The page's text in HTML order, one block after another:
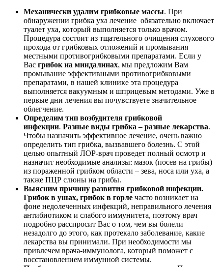
Механически удалим грибковые массы. При
обнаружении грибка уха лечение обязательно включает
туалет уха, который выполняется только врачом.
Процедура состоит из тщательного очищения слухового
прохода от грибковых отложений и промывания
местными противогрибковыми препаратами. Если у
Вас грибок на миндалинах, мы предложим Вам
промывание эффективными противогрибковыми
препаратами, в нашей клинике эта процедура
выполняется вакуумным и шприцевым методами. Уже в
первые дни лечения вы почувствуете значительное
облегчение.
Определим тип возбудителя грибковой
инфекции. Разные виды грибка – разные лекарства.
Чтобы назначить эффективное лечение, очень важно
определить тип грибка, вызвавшего болезнь. С этой
целью опытный ЛОР-врач проведет полный осмотр и
назначит необходимые анализы: мазок (посев на грибы)
из пораженной грибком области – зева, носа или уха, а
также ПЦР слюны на грибы.
Выясним причину развития грибковой инфекции.
Грибок в ушах, грибок в горле часто возникает на
фоне недолеченных инфекций, неправильного лечения
антибиотиком и слабого иммунитета, поэтому врач
подробно расспросит Вас о том, чем вы болели
незадолго до этого, как протекало заболевание, какие
лекарства вы принимали. При необходимости мы
привлечем врача-иммунолога, который поможет с
восстановлением иммунной системы.